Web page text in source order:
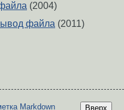
(2004)
файла (2011)
Вверх
Markdown